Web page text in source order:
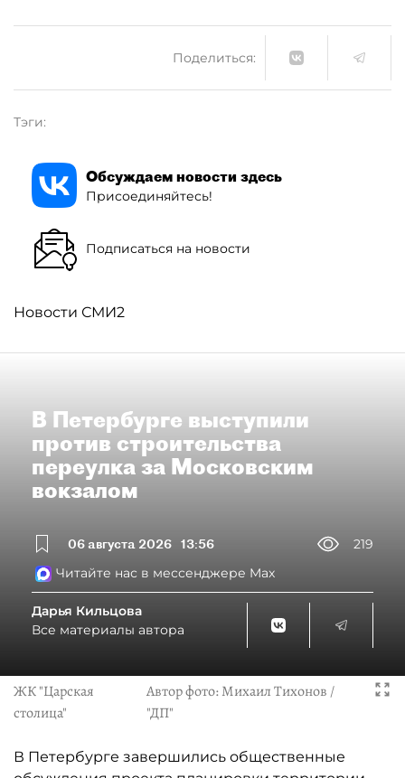
Поделиться:
Тэги:
Обсуждаем новости здесь
Присоединяйтесь!
Подписаться на новости
Новости СМИ2
В Петербурге выступили
против строительства
переулка за Московским
вокзалом
06 августа 2026 13:56
219
Читайте нас в мессенджере Max
Дарья Кильцова
Все материалы автора
ЖК "Царская
столица"
Автор фото:Михаил Тихонов /
"ДП"
В Петербурге завершились общественные